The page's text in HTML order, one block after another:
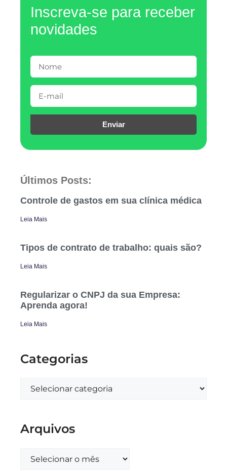
Inscreva-se para receber
novidades
Enviar
Últimos Posts:
Controle de gastos em sua clínica médica
Leia Mais
Tipos de contrato de trabalho: quais são?
Leia Mais
Regularizar o CNPJ da sua Empresa:
Aprenda agora!
Leia Mais
Categorias
Arquivos